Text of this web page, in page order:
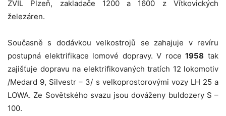
ZVIL Plzeň, zakladače 1200 a 1600 z Vítkovických
železáren.
Současně s dodávkou velkostrojů se zahajuje v revíru
postupná elektrifikace lomové dopravy. V roce1958 tak
zajišťuje dopravu na elektrifikovaných tratích 12 lokomotiv
/Medard 9, Silvestr – 3/ s velkoprostorovými vozy LH 25 a
LOWA. Ze Sovětského svazu jsou dováženy buldozery S –
100.